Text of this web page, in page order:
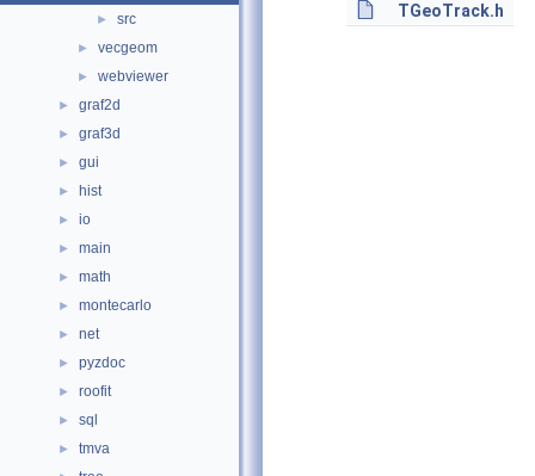
► src
► vecgeom
► webviewer
► graf2d
► graf3d
► gui
► hist
► io
► main
► math
► montecarlo
► net
► pyzdoc
► roofit
► sql
► tmva
TGeoTrack.h